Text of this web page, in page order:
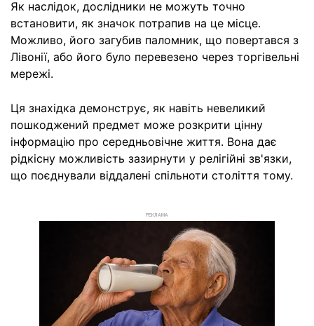
Як наслідок, дослідники не можуть точно
встановити, як значок потрапив на це місце.
Можливо, його загубив паломник, що повертався з
Лівонії, або його було перевезено через торгівельні
мережі.
Ця знахідка демонструє, як навіть невеликий
пошкоджений предмет може розкрити цінну
інформацію про середньовічне життя. Вона дає
рідкісну можливість зазирнути у релігійні зв'язки,
що поєднували віддалені спільноти століття тому.
РЕКЛАМА